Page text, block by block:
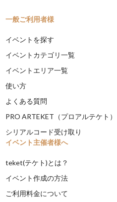
一般ご利用者様
イベントを探す
イベントカテゴリ一覧
イベントエリア一覧
使い方
よくある質問
PRO ARTEKET（プロアルテケト）
シリアルコード受け取り
イベント主催者様へ
teket(テケト)とは？
イベント作成の方法
ご利用料金について